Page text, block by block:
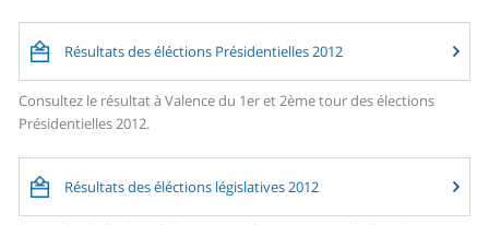
Résultats des éléctions Présidentielles 2012
Consultez le résultat à Valence du 1er et 2ème tour des élections
Présidentielles 2012.
Résultats des éléctions législatives 2012